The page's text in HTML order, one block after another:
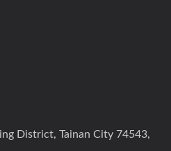
District, Tainan City 74543,